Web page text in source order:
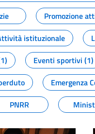
Promozione
istituzionale
Eventi sportivi (1)
Emergenza
PNRR